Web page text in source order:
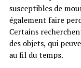
susceptibles de
également faire
Certains
des objets, qui
au fil du temps.